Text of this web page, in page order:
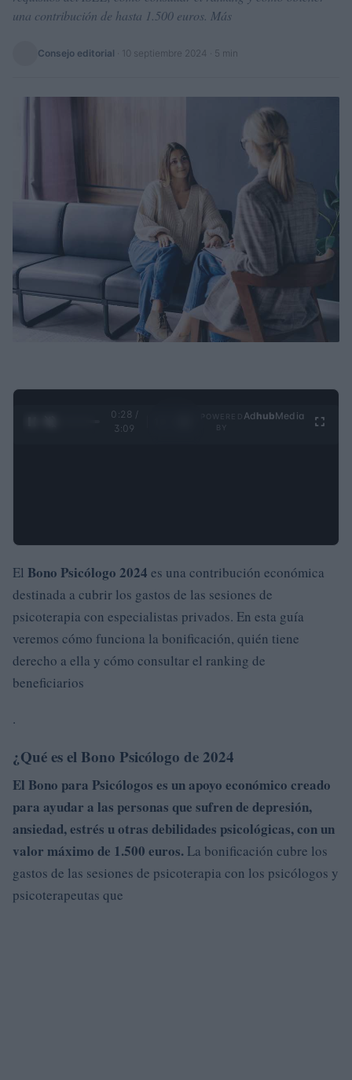
una contribución de hasta 1.500 euros. Más
Consejo editorial 10 septiembre 2024 · 5 min
0:29 /
3:09
Ad hubMedia
El Bono Psicólogo 2024 es una contribución económica
destinada a cubrir los gastos de las sesiones de
psicoterapia con especialistas privados. En esta guía
veremos cómo funciona la bonificación, quién tiene
derecho a ella y cómo consultar el ranking de
beneficiarios
.
¿Qué es el Bono Psicólogo de 2024
El Bono para Psicólogos es un apoyo económico creado
para ayudar a las personas que sufren de depresión,
ansiedad, estrés u otras debilidades psicológicas, con un
valor máximo de 1.500 euros. La bonificación cubre los
gastos de las sesiones de psicoterapia con los psicólogos y
psicoterapeutas que